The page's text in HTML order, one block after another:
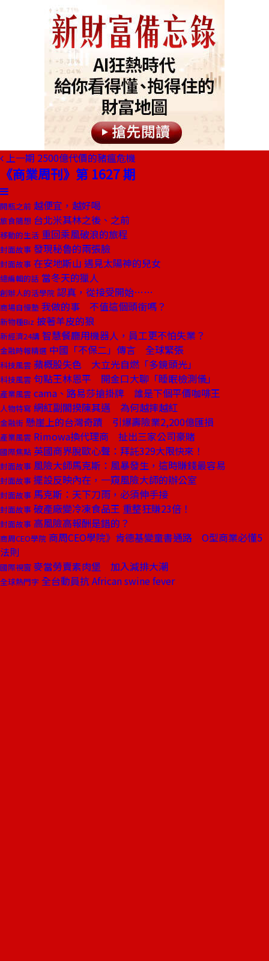
上一期 2500億代價的豬瘟危機
《商業周刊》第 1627 期
開瓶之前 越便宜，越好喝
旅食隨想 台北米其林之後、之前
移動的生活 重回乘風破浪的旅程
封面故事 發現秘魯的兩張臉
封面故事 在安地斯山 遇見太陽神的兒女
總編輯的話 當冬天的獵人
創辦人的活學院 認真，從接受開始……
商場自慢塾 我做的事 不值這個頭銜嗎？
新物種Biz 披著羊皮的狼
新經濟24講 智慧餐廳用機器人，員工更不怕失業？
金融時報精選 中國「不保二」傳言 全球緊張
科技風雲 蘋概股失色 大立光自燃「多鏡頭光」
科技風雲 句點王林恩平 開金口大聊「睡眠檢測儀」
產業風雲 cama、路易莎搶掛牌 誰是下個平價咖啡王
人物特寫 網紅副閣揆陳其邁 為何越摔越紅
金融街 懸崖上的台灣奇蹟 引爆壽險業2,200億匯損
產業風雲 Rimowa換代理商 扯出三家公司豪賭
國際焦點 英國商界脫歐心聲：拜託329大限快來！
封面故事 風險大師馬克斯：風暴發生，這時賺錢最容易
封面故事 擺設反映內在，一窺風險大師的辦公室
封面故事 馬克斯：天下刀雨，必須伸手接
封面故事 破產廠變冷凍食品王 重整狂賺23倍！
封面故事 高風險高報酬是錯的？
商周CEO學院 商周CEO學院》肯德基變童書通路 O型商業必懂5
法則
國際視窗 麥當勞賣素肉堡 加入減排大潮
全球熱門字 全台動員抗 African swine fever